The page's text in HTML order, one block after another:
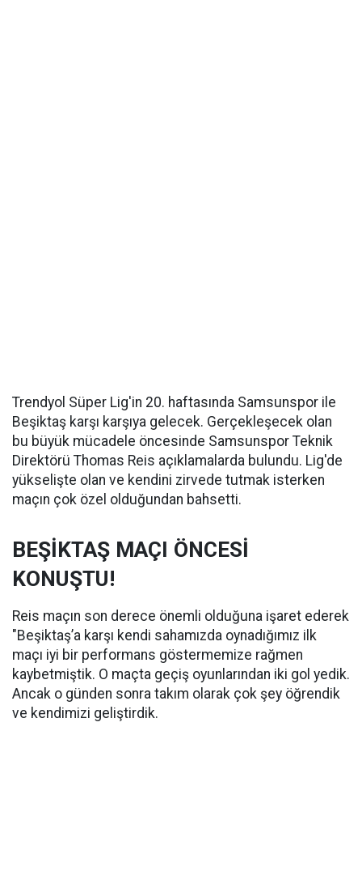
Trendyol Süper Lig'in 20. haftasında Samsunspor ile
Beşiktaş karşı karşıya gelecek. Gerçekleşecek olan
bu büyük mücadele öncesinde Samsunspor Teknik
Direktörü Thomas Reis açıklamalarda bulundu. Lig'de
yükselişte olan ve kendini zirvede tutmak isterken
maçın çok özel olduğundan bahsetti.
BEŞİKTAŞ MAÇI ÖNCESİ
KONUŞTU!
Reis maçın son derece önemli olduğuna işaret ederek
"Beşiktaş’a karşı kendi sahamızda oynadığımız ilk
maçı iyi bir performans göstermemize rağmen
kaybetmiştik. O maçta geçiş oyunlarından iki gol yedik.
Ancak o günden sonra takım olarak çok şey öğrendik
ve kendimizi geliştirdik.